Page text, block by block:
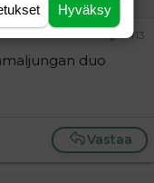
#13
duo
Vastaa
Hyväksy